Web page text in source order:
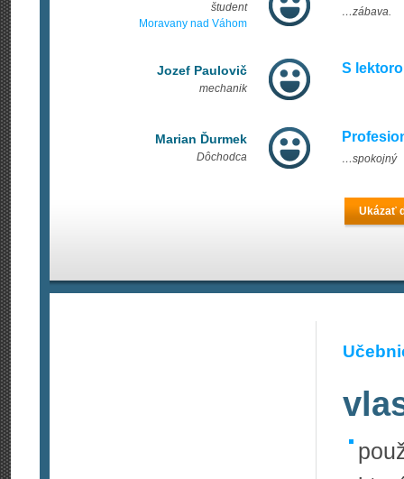
študent
Moravany nad Váhom
…zábava.
Jozef Paulovič
mechanik
S
Marian Ďurmek
Dôchodca …spokojný
Ukázať